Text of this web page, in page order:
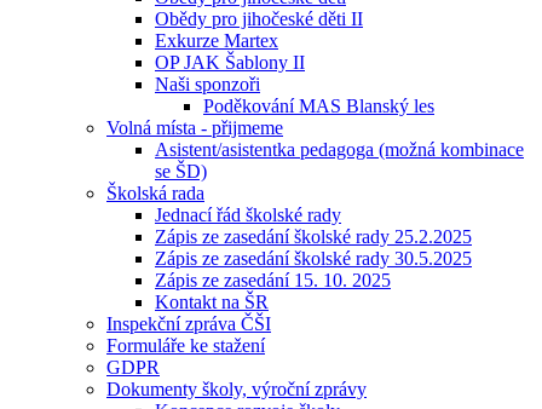
Obědy pro jihočeské děti II
Exkurze Martex
OP JAK Šablony II
Naši sponzoři
Poděkování MAS Blanský les
Volná místa - přijmeme
Asistent/asistentka pedagoga (možná kombinace
se ŠD)
Školská rada
Jednací řád školské rady
Zápis ze zasedání školské rady 25.2.2025
Zápis ze zasedání školské rady 30.5.2025
Zápis ze zasedání 15. 10. 2025
Kontakt na ŠR
Inspekční zpráva ČŠI
Formuláře ke stažení
GDPR
Dokumenty školy, výroční zprávy